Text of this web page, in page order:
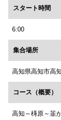
スタート時間
6:00
集合場所
高知県高知市高
コース（概要）
高知～梼原～韮